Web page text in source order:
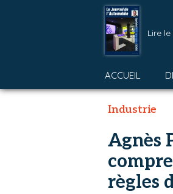
Lire
ACCUEIL
Industrie
Agnès
règles